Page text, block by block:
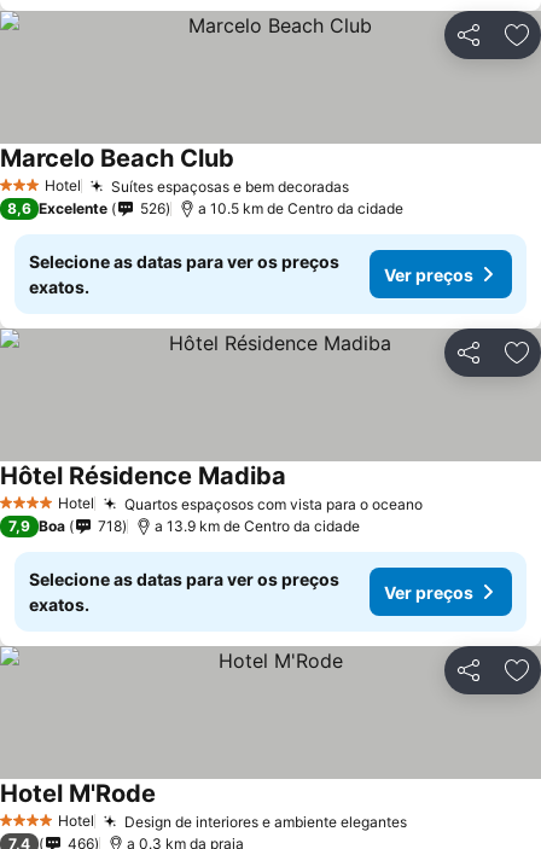
Partilhar
3 EstrelasHotel Suítes espaçosas e bem decoradas
Marcelo Beach Club
8,6 Excelente 526 a 10.5 km de Centro da cidade
Selecione as datas para ver os preços
exatos.
Ver preços
Partilhar
4 EstrelasHotel Quartos espaçosos com vista para o oceano
Hôtel Résidence Madiba
7,9 Boa 718 a 13.9 km de Centro da cidade
Selecione as datas para ver os preços
exatos.
Ver preços
Partilhar
4 EstrelasHotel Design de interiores e ambiente elegantes
Hotel M'Rode
7,4 466 a 0.3 km da praia